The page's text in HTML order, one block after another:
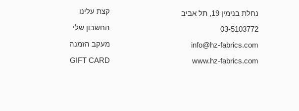
נחלת בנימין 19, תל אביב
03-5103772
info@hz-fabrics.com
www.hz-fabrics.com
קצת עלינו
החשבון שלי
מעקב הזמנה
GIFT CARD